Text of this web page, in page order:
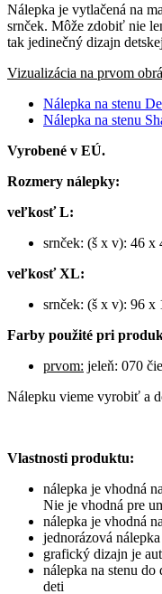
Nálepka je vytlačená na
srnček. Môže zdobiť nie
tak jedinečný dizajn
Vizualizácia na prvom
Nálepka na stenu
Nálepka na stenu
Vyrobené v EÚ.
Rozmery nálepky:
veľkosť L:
srnček: (š x v): 46 x
veľkosť XL:
srnček: (š x v): 96 x
Farby použité pri
prvom: jeleň: 070
Nálepku vieme vyrobiť a
Vlastnosti produktu:
nálepka je vhodná
Nie je vhodná pre
nálepka je vhodná
jednorázová
grafický dizajn je
nálepka na stenu do
deti